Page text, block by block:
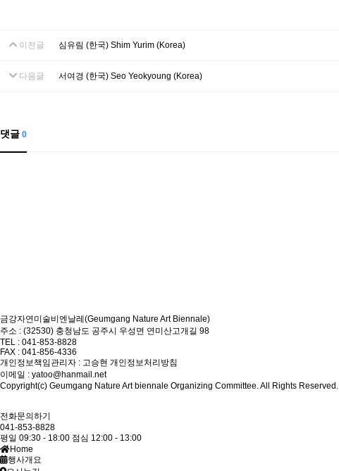
이전글 심유림 (한국) Shim Yurim (Korea)
다음글 서여경 (한국) Seo Yeokyoung (Korea)
댓글 0
금강자연미술비엔날레(Geumgang Nature Art Biennale)
주소 : (32530) 충청남도 공주시 우성면 연미산고개길 98
TEL : 041-853-8828
FAX : 041-856-4336
개인정보책임관리자 : 고승현 개인정보처리방침
이메일 : yatoo@hanmail.net
Copyright(c) Geumgang Nature Art biennale Organizing Committee. All Rights Reserved.
전화문의하기
041-853-8828
평일 09:30 - 18:00 점심 12:00 - 13:00
Home
행사개요